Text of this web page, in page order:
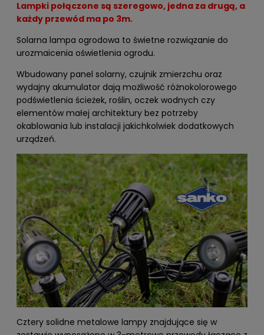
Lampki połączone są szeregowo, jedna za drugą, a
każdy przewód ma po 3m.
Solarna lampa ogrodowa to świetne rozwiązanie do
urozmaicenia oświetlenia ogrodu.
Wbudowany panel solarny, czujnik zmierzchu oraz
wydajny akumulator dają możliwość różnokolorowego
podświetlenia ścieżek, roślin, oczek wodnych czy
elementów małej architektury bez potrzeby
okablowania lub instalacji jakichkolwiek dodatkowych
urządzeń.
Cztery solidne metalowe lampy znajdujące się w